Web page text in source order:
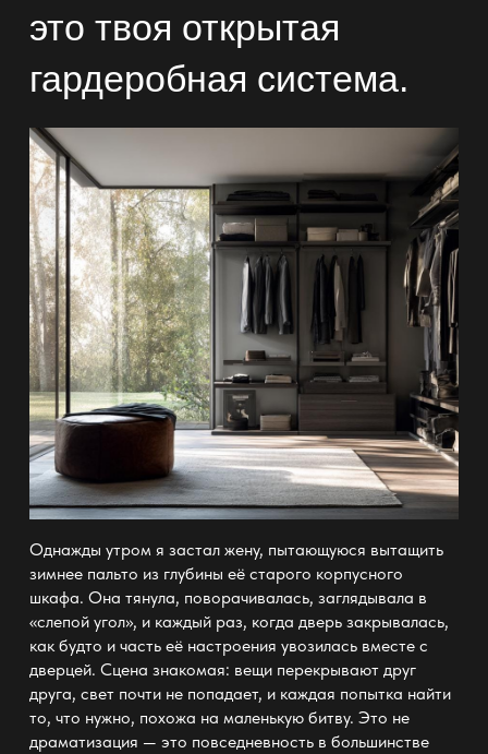
это твоя открытая
гардеробная система.
Однажды утром я застал жену, пытающуюся вытащить
зимнее пальто из глубины её старого корпусного
шкафа. Она тянула, поворачивалась, заглядывала в
«слепой угол», и каждый раз, когда дверь закрывалась,
как будто и часть её настроения увозилась вместе с
дверцей. Сцена знакомая: вещи перекрывают друг
друга, свет почти не попадает, и каждая попытка найти
то, что нужно, похожа на маленькую битву. Это не
драматизация — это повседневность в большинстве